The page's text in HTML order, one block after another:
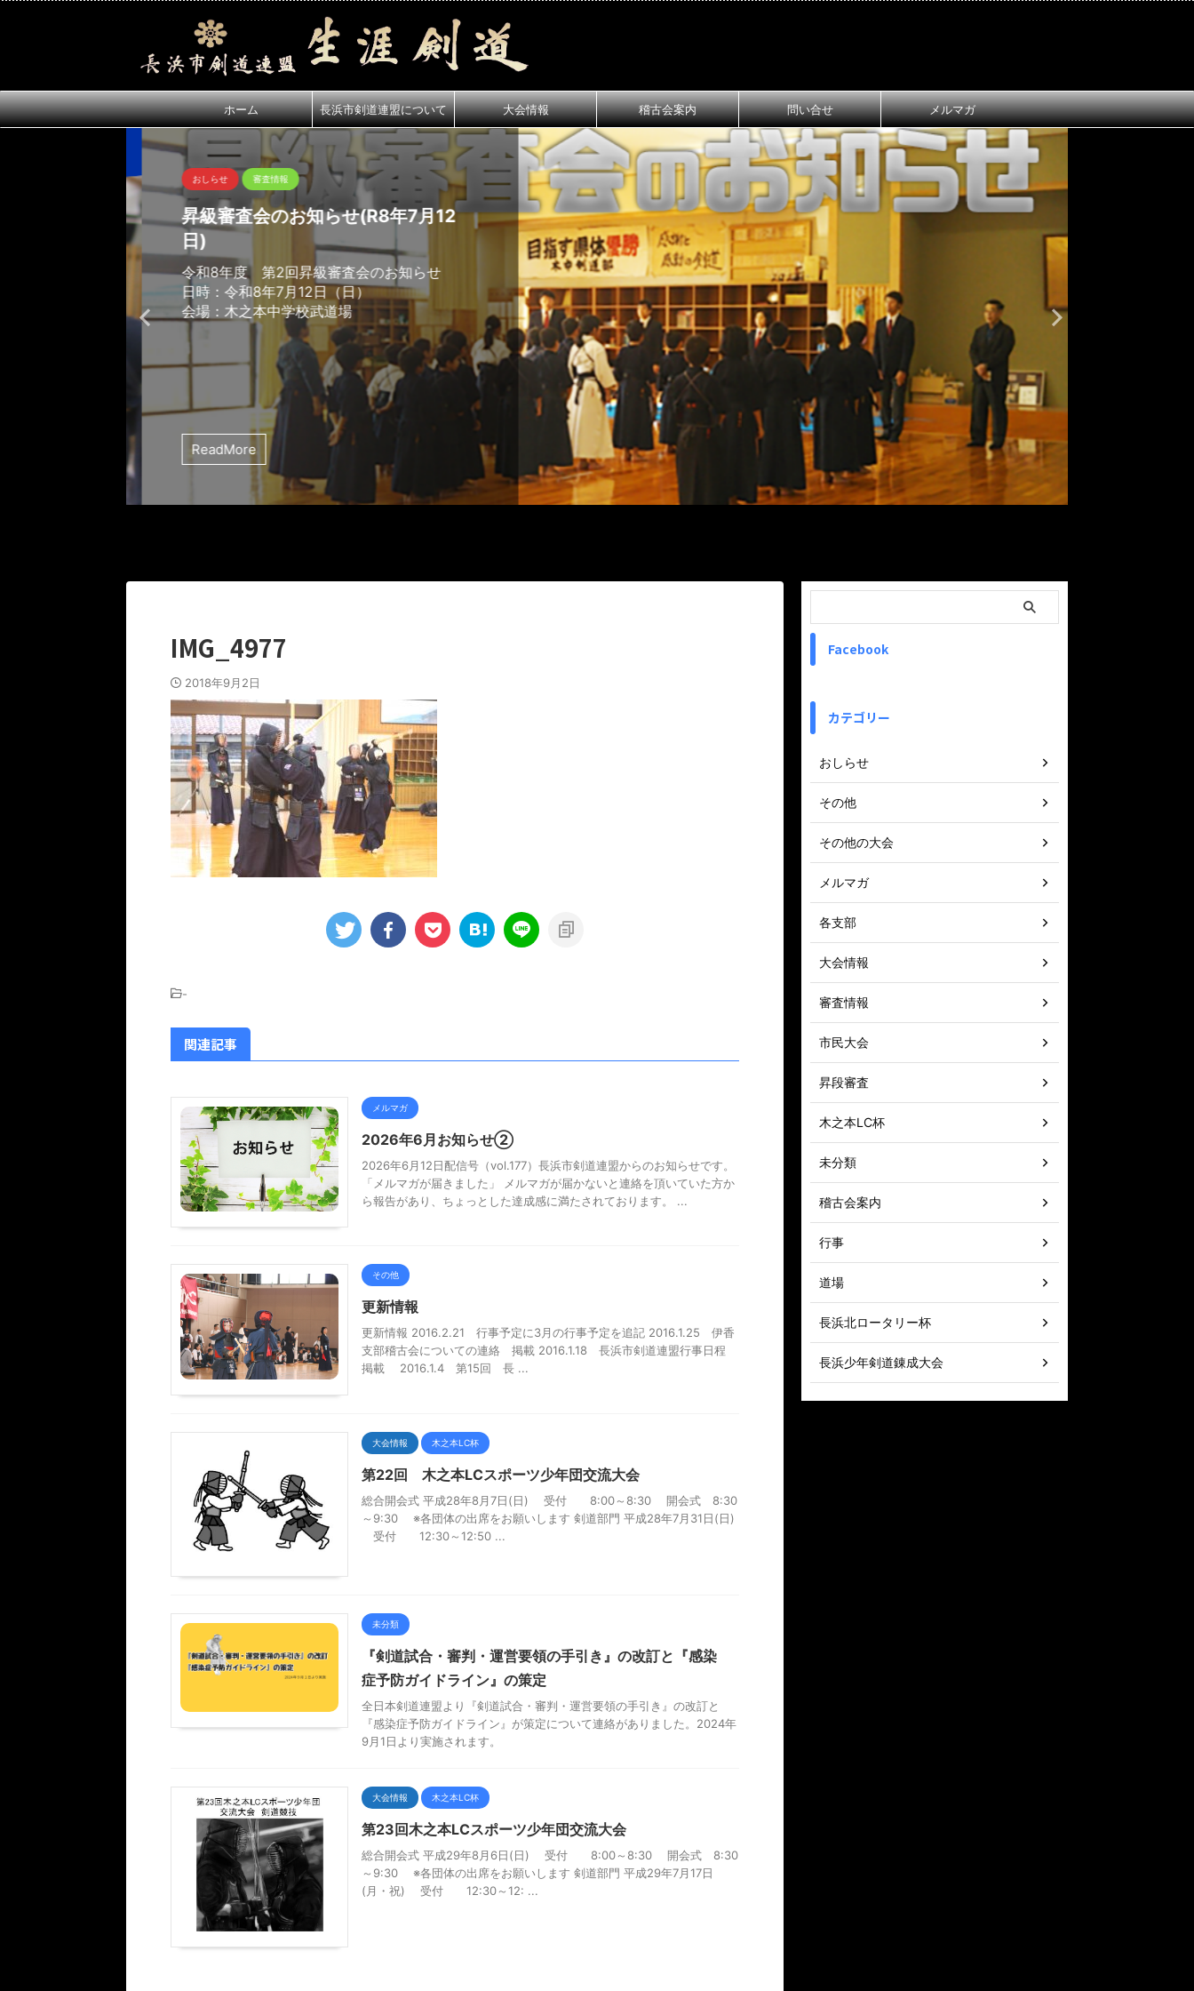
ホーム 長浜市剣道連盟について 大会情報 稽古会案内 問い合せ メルマガ
おしらせ 審査情報
昇級審査会のお知らせ(R8年7月12
日)
令和8年度 第2回昇級審査会のお知らせ
日時：令和8年7月12日（日）
会場：木之本中学校武道場
ReadMore
IMG_4977
2018年9月2日
-
関連記事
メルマガ
2026年6月お知らせ②
2026年6月12日配信号（vol.177）長浜市剣道連盟からのお知らせです。
「メルマガが届きました」 メルマガが届かないと連絡を頂いていた方か
ら報告があり、ちょっとした達成感に満たされております。 ...
その他
更新情報
更新情報 2016.2.21 行事予定に3月の行事予定を追記 2016.1.25 伊香
支部稽古会についての連絡 掲載 2016.1.18 長浜市剣道連盟行事日程
掲載 2016.1.4 第15回 長 ...
大会情報 木之本LC杯
第22回 木之本LCスポーツ少年団交流大会
総合開会式 平成28年8月7日(日) 受付 8:00～8:30 開会式 8:30
～9:30 ※各団体の出席をお願いします 剣道部門 平成28年7月31日(日)
受付 12:30～12:50 ...
未分類
『剣道試合・審判・運営要領の手引き』の改訂と『感染
症予防ガイドライン』の策定
全日本剣道連盟より『剣道試合・審判・運営要領の手引き』の改訂と
『感染症予防ガイドライン』が策定について連絡がありました。2024年
9月1日より実施されます。
大会情報 木之本LC杯
第23回木之本LCスポーツ少年団交流大会
総合開会式 平成29年8月6日(日) 受付 8:00～8:30 開会式 8:30
～9:30 ※各団体の出席をお願いします 剣道部門 平成29年7月17日
(月・祝) 受付 12:30～12: ...
Facebook
カテゴリー
おしらせ
その他
その他の大会
メルマガ
各支部
大会情報
審査情報
市民大会
昇段審査
木之本LC杯
未分類
稽古会案内
行事
道場
長浜北ロータリー杯
長浜少年剣道錬成大会